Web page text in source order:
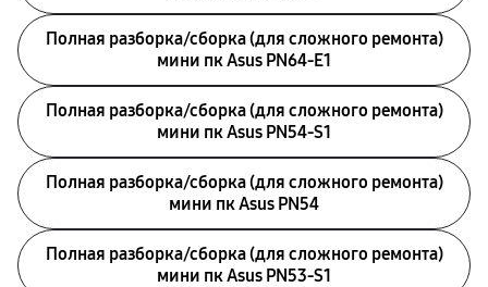
Полная разборка/сборка (для сложного ремонта)
мини пк Asus PN64-E1
Полная разборка/сборка (для сложного ремонта)
мини пк Asus PN54-S1
Полная разборка/сборка (для сложного ремонта)
мини пк Asus PN54
Полная разборка/сборка (для сложного ремонта)
мини пк Asus PN53-S1